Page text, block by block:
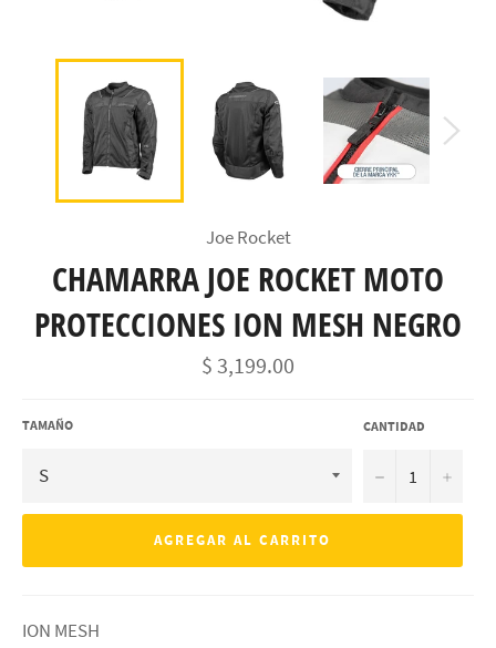
Joe Rocket
CHAMARRA JOE ROCKET MOTO
PROTECCIONES ION MESH NEGRO
Precio
habitual
$ 3,199.00
TAMAÑO CANTIDAD
− +
AGREGAR AL CARRITO
ION MESH